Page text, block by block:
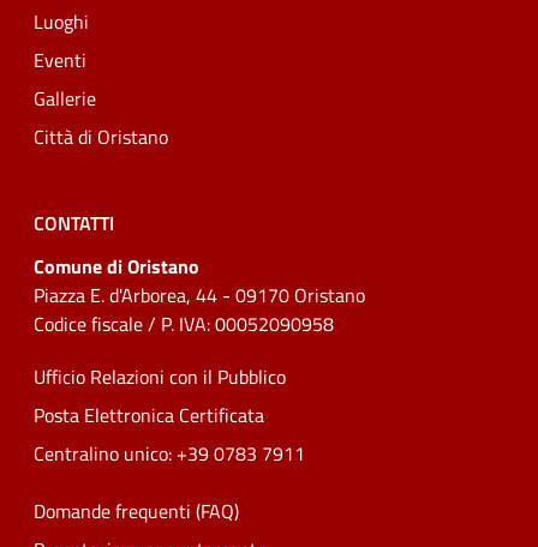
Luoghi
Eventi
Gallerie
Città di Oristano
CONTATTI
Comune di Oristano
Piazza E. d'Arborea, 44 - 09170 Oristano
Codice fiscale / P. IVA: 00052090958
Ufficio Relazioni con il Pubblico
Posta Elettronica Certificata
Centralino unico: +39 0783 7911
Domande frequenti (FAQ)